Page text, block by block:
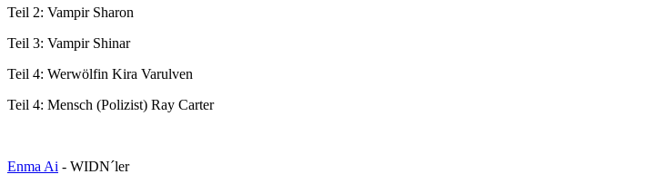
Teil 2: Vampir Sharon
Teil 3: Vampir Shinar
Teil 4: Werwölfin Kira Varulven
Teil 4: Mensch (Polizist) Ray Carter
Enma Ai - WIDN´ler